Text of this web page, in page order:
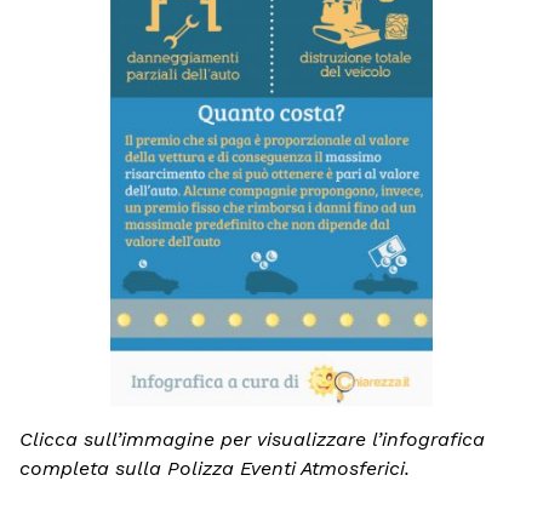
Clicca sull’immagine per visualizzare l’infografica
completa sulla Polizza Eventi Atmosferici.